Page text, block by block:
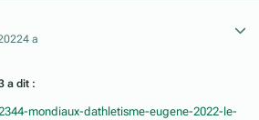
4 a
a dit :
mondiaux-dathletisme-eugene-2022-le-